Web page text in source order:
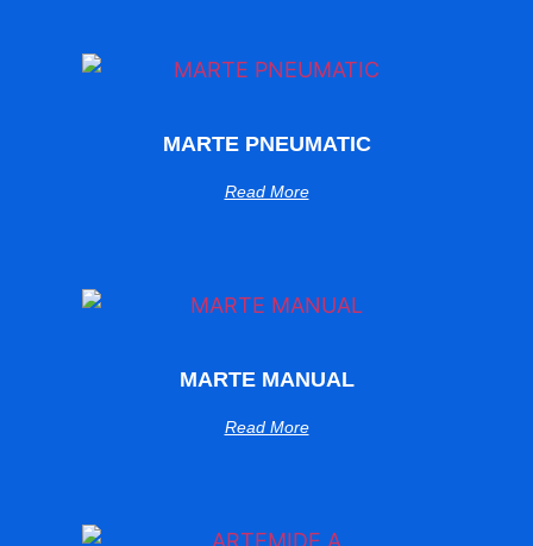
MARTE PNEUMATIC
Read More
MARTE MANUAL
Read More